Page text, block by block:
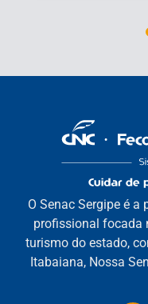
O Senac Sergipe é
profissional focada
turismo do estado,
Itabaiana, Nossa